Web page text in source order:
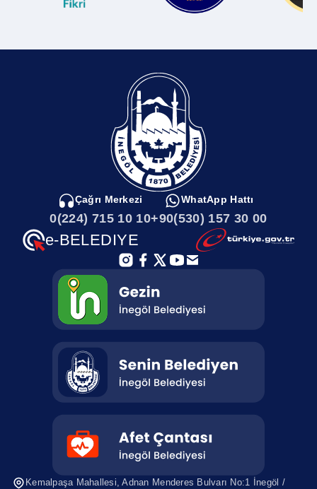
Çağrı Merkezi
0(224) 715 10 10
WhatApp Hattı
+90(530) 157 30 00
e-BELEDIYE
Kemalpaşa Mahallesi, Adnan Menderes Bulvarı No:1 İnegöl /